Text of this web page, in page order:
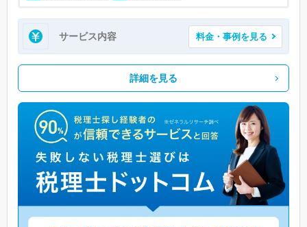
サービス内容 料金・事例を見る
詳細を見る